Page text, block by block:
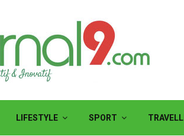
LIFESTYLE SPORT